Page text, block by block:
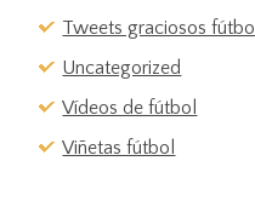
Tweets graciosos fútbol
Uncategorized
Vídeos de fútbol
Viñetas fútbol